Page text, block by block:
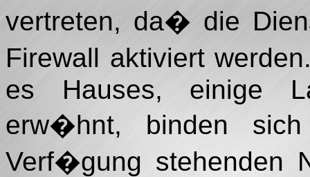
vertreten, da� die
Firewall aktiviert
es Hauses, einige
erw�hnt, binden
Verf�gung stehenden